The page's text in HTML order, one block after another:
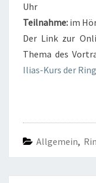
Uhr
Teilnahme: im
Der Link zur
Thema des
Ilias-Kurs der
Allgemein,